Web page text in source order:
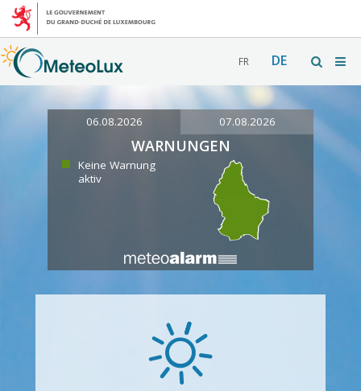
FR DE
06.08.2026 07.08.2026
WARNUNGEN
Keine Warnung
aktiv